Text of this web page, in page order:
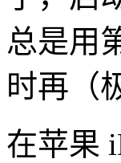
总是用
时再（
在苹果